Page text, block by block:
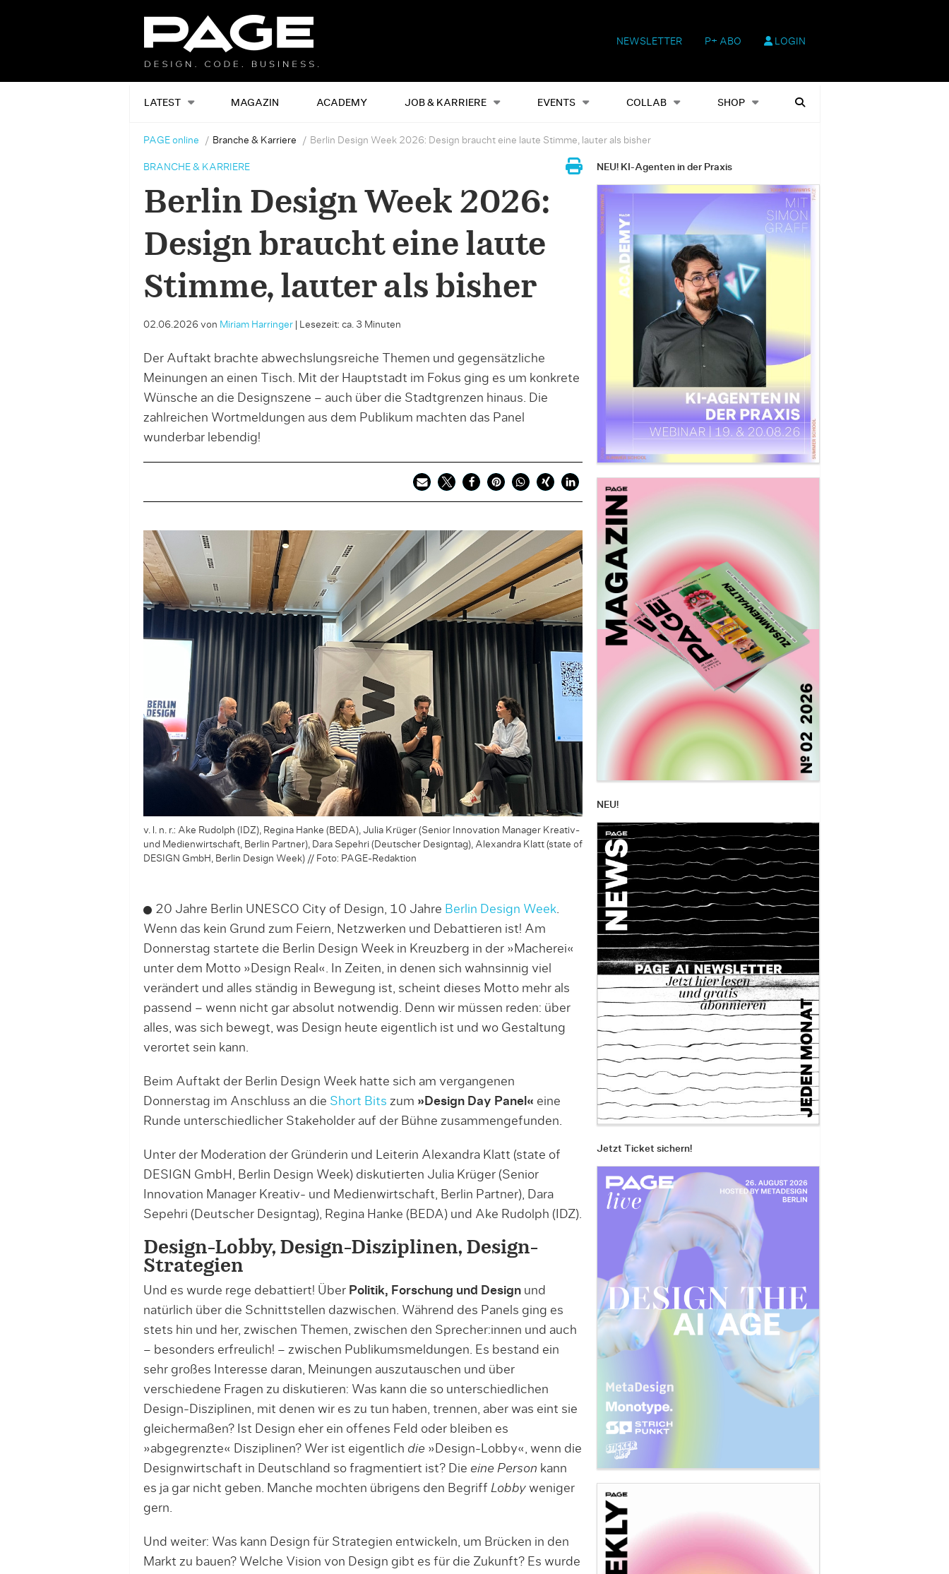
NEWSLETTER P+ ABO LOGIN
LATEST MAGAZIN ACADEMY JOB & KARRIERE EVENTS COLLAB SHOP
Alles Events Shop Heftausgaben Suchen
PAGE online Branche & Karriere Berlin Design Week 2026: Design braucht eine laute Stimme, lauter als bisher
BRANCHE & KARRIERE
Berlin Design Week 2026:
Design braucht eine laute
Stimme, lauter als bisher
02.06.2026 von Miriam Harringer| Lesezeit: ca. 3 Minuten
Der Auftakt brachte abwechslungsreiche Themen und gegensätzliche
Meinungen an einen Tisch. Mit der Hauptstadt im Fokus ging es um konkrete
Wünsche an die Designszene – auch über die Stadtgrenzen hinaus. Die
zahlreichen Wortmeldungen aus dem Publikum machten das Panel
wunderbar lebendig!
v. l. n. r.: Ake Rudolph (IDZ), Regina Hanke (BEDA), Julia Krüger (Senior Innovation Manager Kreativ-
und Medienwirtschaft, Berlin Partner), Dara Sepehri (Deutscher Designtag), Alexandra Klatt (state of
DESIGN GmbH, Berlin Design Week) // Foto: PAGE-Redaktion
20 Jahre Berlin UNESCO City of Design, 10 Jahre Berlin Design Week.
Wenn das kein Grund zum Feiern, Netzwerken und Debattieren ist! Am
Donnerstag startete die Berlin Design Week in Kreuzberg in der »Macherei«
unter dem Motto »Design Real«. In Zeiten, in denen sich wahnsinnig viel
verändert und alles ständig in Bewegung ist, scheint dieses Motto mehr als
passend – wenn nicht gar absolut notwendig. Denn wir müssen reden: über
alles, was sich bewegt, was Design heute eigentlich ist und wo Gestaltung
verortet sein kann.
Beim Auftakt der Berlin Design Week hatte sich am vergangenen
Donnerstag im Anschluss an die Short Bits zum »Design Day Panel« eine
Runde unterschiedlicher Stakeholder auf der Bühne zusammengefunden.
Unter der Moderation der Gründerin und Leiterin Alexandra Klatt (state of
DESIGN GmbH, Berlin Design Week) diskutierten Julia Krüger (Senior
Innovation Manager Kreativ- und Medienwirtschaft, Berlin Partner), Dara
Sepehri (Deutscher Designtag), Regina Hanke (BEDA) und Ake Rudolph (IDZ).
Design-Lobby, Design-Disziplinen, Design-
Strategien
Und es wurde rege debattiert! Über Politik, Forschung und Designund
natürlich über die Schnittstellen dazwischen. Während des Panels ging es
stets hin und her, zwischen Themen, zwischen den Sprecher:innen und auch
– besonders erfreulich! – zwischen Publikumsmeldungen. Es bestand ein
sehr großes Interesse daran, Meinungen auszutauschen und über
verschiedene Fragen zu diskutieren: Was kann die so unterschiedlichen
Design-Disziplinen, mit denen wir es zu tun haben, trennen, aber was eint sie
gleichermaßen? Ist Design eher ein offenes Feld oder bleiben es
»abgegrenzte« Disziplinen? Wer ist eigentlich die »Design-Lobby«, wenn die
Designwirtschaft in Deutschland so fragmentiert ist? Die eine Person kann
es ja gar nicht geben. Manche mochten übrigens den Begriff Lobbyweniger
gern.
Und weiter: Was kann Design für Strategien entwickeln, um Brücken in den
Markt zu bauen? Welche Vision von Design gibt es für die Zukunft? Es wurde
NEU! KI-Agenten in der Praxis
NEU!
Jetzt Ticket sichern!